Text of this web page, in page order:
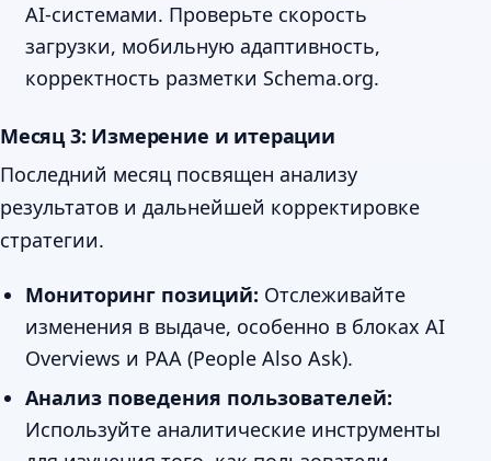
AI-системами. Проверьте скорость
загрузки, мобильную адаптивность,
корректность разметки Schema.org.
Месяц 3: Измерение и итерации
Последний месяц посвящен анализу
результатов и дальнейшей корректировке
стратегии.
Мониторинг позиций: Отслеживайте
изменения в выдаче, особенно в блоках AI
Overviews и PAA (People Also Ask).
Анализ поведения пользователей:
Используйте аналитические инструменты